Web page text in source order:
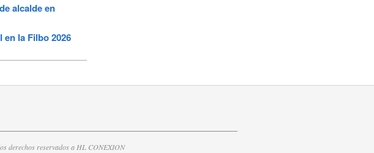
alcalde en
la Filbo 2026
derechos reservados a HL CONEXION